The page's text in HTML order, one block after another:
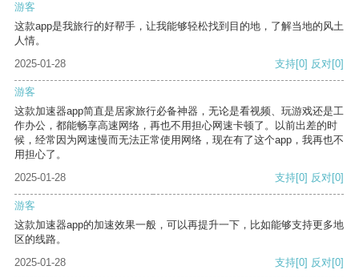
游客
这款app是我旅行的好帮手，让我能够轻松找到目的地，了解当地的风土
人情。
2025-01-28
支持[0] 反对[0]
游客
这款加速器app简直是居家旅行必备神器，无论是看视频、玩游戏还是工
作办公，都能畅享高速网络，再也不用担心网速卡顿了。以前出差的时
候，经常因为网速慢而无法正常使用网络，现在有了这个app，我再也不
用担心了。
2025-01-28
支持[0] 反对[0]
游客
这款加速器app的加速效果一般，可以再提升一下，比如能够支持更多地
区的线路。
2025-01-28
支持[0] 反对[0]